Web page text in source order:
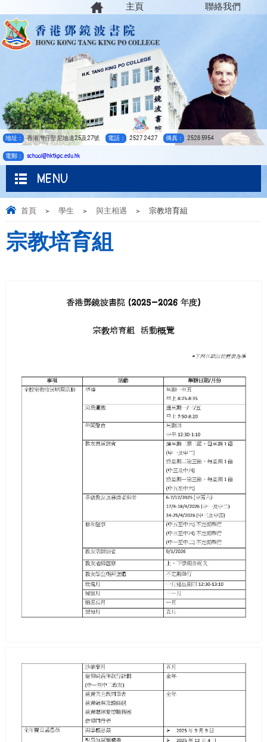
地址： 香港灣仔堅尼地道25及27號 電話： 2527 2427 傳真： 2528 5954
電郵： school@hktkpc.edu.hk
聯絡我們
主頁
MENU
首頁 > 學生 > 與主相遇 > 宗教培育組
宗教培育組